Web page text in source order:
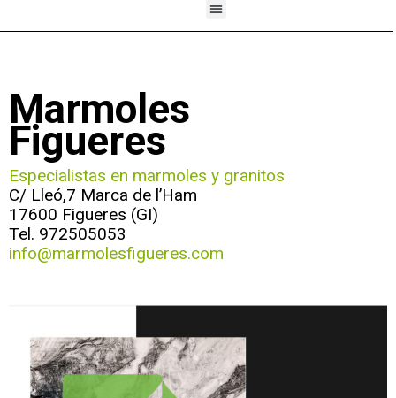
Marmoles
Figueres
Especialistas en marmoles y granitos
C/ Lleó,7 Marca de l’Ham
17600 Figueres (GI)
Tel. 972505053
info@marmolesfigueres.com